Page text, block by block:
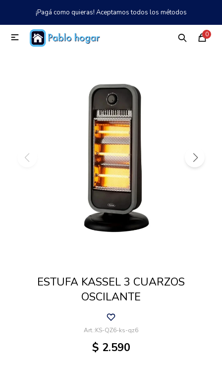
¡Pagá como quieras! Aceptamos todos los métodos
0

ESTUFA KASSEL 3 CUARZOS
OSCILANTE
KS-QZ6-ks-qz6
$ 2.590
MI CUENTA
Catálogo Tienda 097 997 042
Tecnología